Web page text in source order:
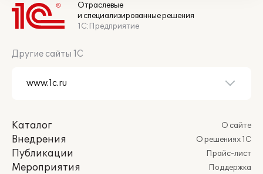
Отраслевые
и специализированные решения
1С:Предприятие
Другие сайты 1С
Каталог
Внедрения
Публикации
Мероприятия
О сайте
О решениях 1С
Прайс-лист
Поддержка